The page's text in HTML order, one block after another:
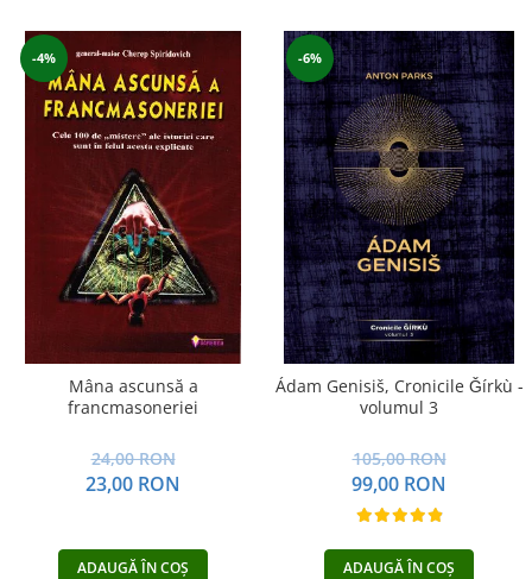
-4%
Mâna ascunsă a
francmasoneriei
24,00 RON
23,00 RON
ADAUGĂ ÎN COȘ
-6%
Ádam Genisiš, Cronicile Ǧírkù -
volumul 3
105,00 RON
99,00 RON
ADAUGĂ ÎN COȘ